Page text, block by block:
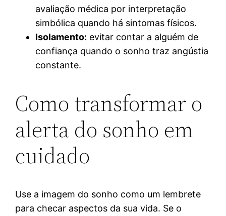
avaliação médica por interpretação
simbólica quando há sintomas físicos.
Isolamento: evitar contar a alguém de
confiança quando o sonho traz angústia
constante.
Como transformar o
alerta do sonho em
cuidado
Use a imagem do sonho como um lembrete
para checar aspectos da sua vida. Se o